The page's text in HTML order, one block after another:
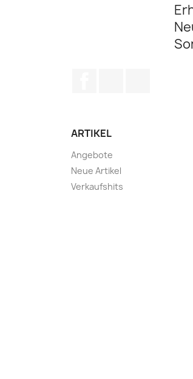
ARTIKEL
Angebote
Neue Artikel
Verkaufshits